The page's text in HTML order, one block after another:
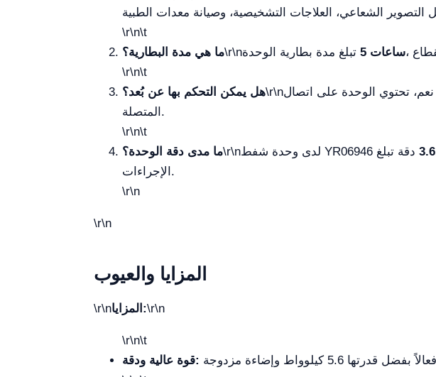
\r\n\t
ما هي مدة البطارية؟\r\n 5 ساعات
\r\n\t
هل يمكن التحكم بها عن بُعد؟\r\nنعم، تحتوي الوحدة على اتصال Wi‑Fi 2.4G و5G، مما يجعل من السهل التحكم فيها ومراقبتها عن بُعد عبر الأجهزة
المتصلة.
\r\n\t
ما مدى دقة الوحدة؟\r\n 3.6
الإجراءات.
\r\n
\r\n
المزايا والعيوب
\r\n المزايا:\r\n
\r\n\t
قوة عالية ودقة: